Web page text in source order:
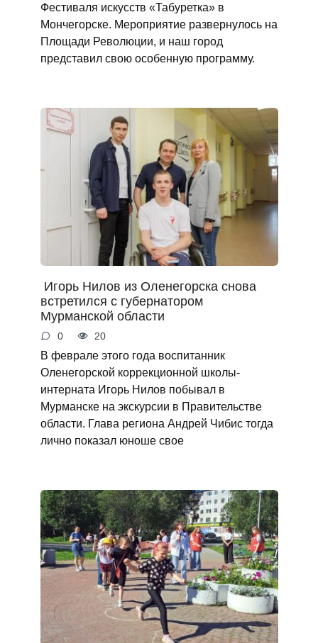
Фестиваля искусств «Табуретка» в
Мончегорске. Мероприятие развернулось на
Площади Революции, и наш город
представил свою особенную программу.
Игорь Нилов из Оленегорска снова
встретился с губернатором
Мурманской области
0 20
В феврале этого года воспитанник
Оленегорской коррекционной школы-
интерната Игорь Нилов побывал в
Мурманске на экскурсии в Правительстве
области. Глава региона Андрей Чибис тогда
лично показал юноше свое